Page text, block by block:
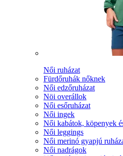
Női ruházat
Fürdőruhák nőknek
Női edzőruházat
Nöi overállok
Női esőruházat
Női ingek
Női kabátok, köpenyek
Női leggings
Női merinó gyapjú
Női nadrágok